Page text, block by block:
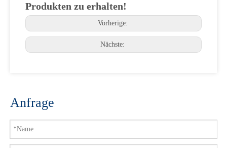
Produkten zu erhalten!
Vorherige:
Nächste:
Anfrage